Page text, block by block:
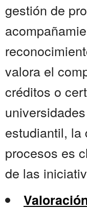
gestión de
valora el
créditos o
estudiantil, la
procesos es
de las